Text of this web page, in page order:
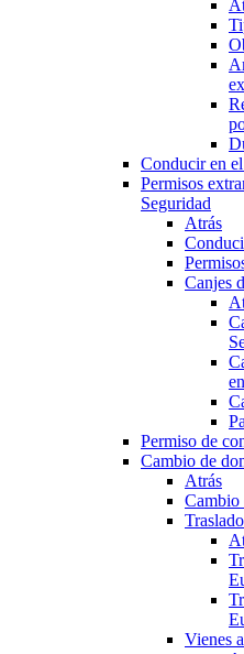
Conducir en
Permisos
Seguridad
Atrás
Canjes
Permiso de
Cambio de
Atrás
Cambio
Vienes